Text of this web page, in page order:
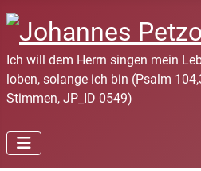
Ich will dem Herrn singen mein
loben, solange ich bin (Psalm
Stimmen, JP_ID 0549)